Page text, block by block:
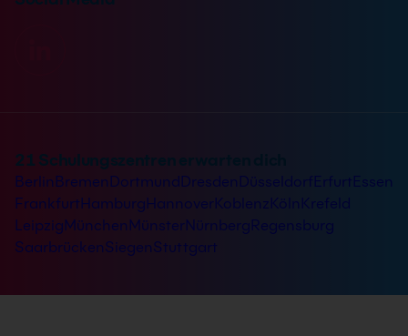
21 Schulungszentren erwarten dich
Berlin Bremen Dortmund ErfurtEssen
FrankfurtHamburgHannover
Krefeld
LeipzigMünchen Münster
SaarbrückenSiegen Stuttgart